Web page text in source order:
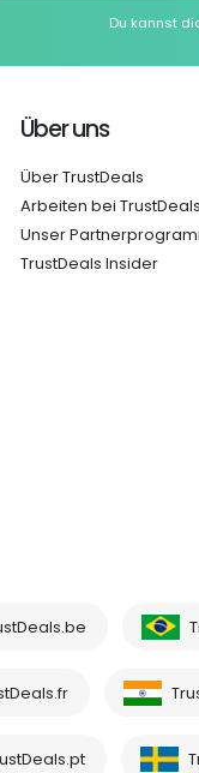
Du kannst
Über uns
Über TrustDeals
Arbeiten bei TrustDeals
Unser
TrustDeals Insider